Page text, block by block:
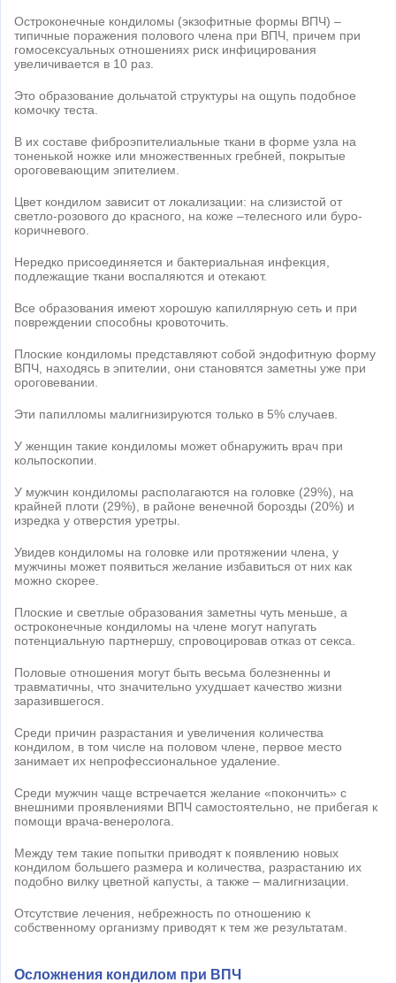
Остроконечные кондиломы (экзофитные формы ВПЧ) –
типичные поражения полового члена при ВПЧ, причем при
гомосексуальных отношениях риск инфицирования
увеличивается в 10 раз.
Это образование дольчатой структуры на ощупь подобное
комочку теста.
В их составе фиброэпителиальные ткани в форме узла на
тоненькой ножке или множественных гребней, покрытые
ороговевающим эпителием.
Цвет кондилом зависит от локализации: на слизистой от
светло-розового до красного, на коже –телесного или буро-
коричневого.
Нередко присоединяется и бактериальная инфекция,
подлежащие ткани воспаляются и отекают.
Все образования имеют хорошую капиллярную сеть и при
повреждении способны кровоточить.
Плоские кондиломы представляют собой эндофитную форму
ВПЧ, находясь в эпителии, они становятся заметны уже при
ороговевании.
Эти папилломы малигнизируются только в 5% случаев.
У женщин такие кондиломы может обнаружить врач при
кольпоскопии.
У мужчин кондиломы располагаются на головке (29%), на
крайней плоти (29%), в районе венечной борозды (20%) и
изредка у отверстия уретры.
Увидев кондиломы на головке или протяжении члена, у
мужчины может появиться желание избавиться от них как
можно скорее.
Плоские и светлые образования заметны чуть меньше, а
остроконечные кондиломы на члене могут напугать
потенциальную партнершу, спровоцировав отказ от секса.
Половые отношения могут быть весьма болезненны и
травматичны, что значительно ухудшает качество жизни
заразившегося.
Среди причин разрастания и увеличения количества
кондилом, в том числе на половом члене, первое место
занимает их непрофессиональное удаление.
Среди мужчин чаще встречается желание «покончить» с
внешними проявлениями ВПЧ самостоятельно, не прибегая к
помощи врача-венеролога.
Между тем такие попытки приводят к появлению новых
кондилом большего размера и количества, разрастанию их
подобно вилку цветной капусты, а также – малигнизации.
Отсутствие лечения, небрежность по отношению к
собственному организму приводят к тем же результатам.
Осложнения кондилом при ВПЧ